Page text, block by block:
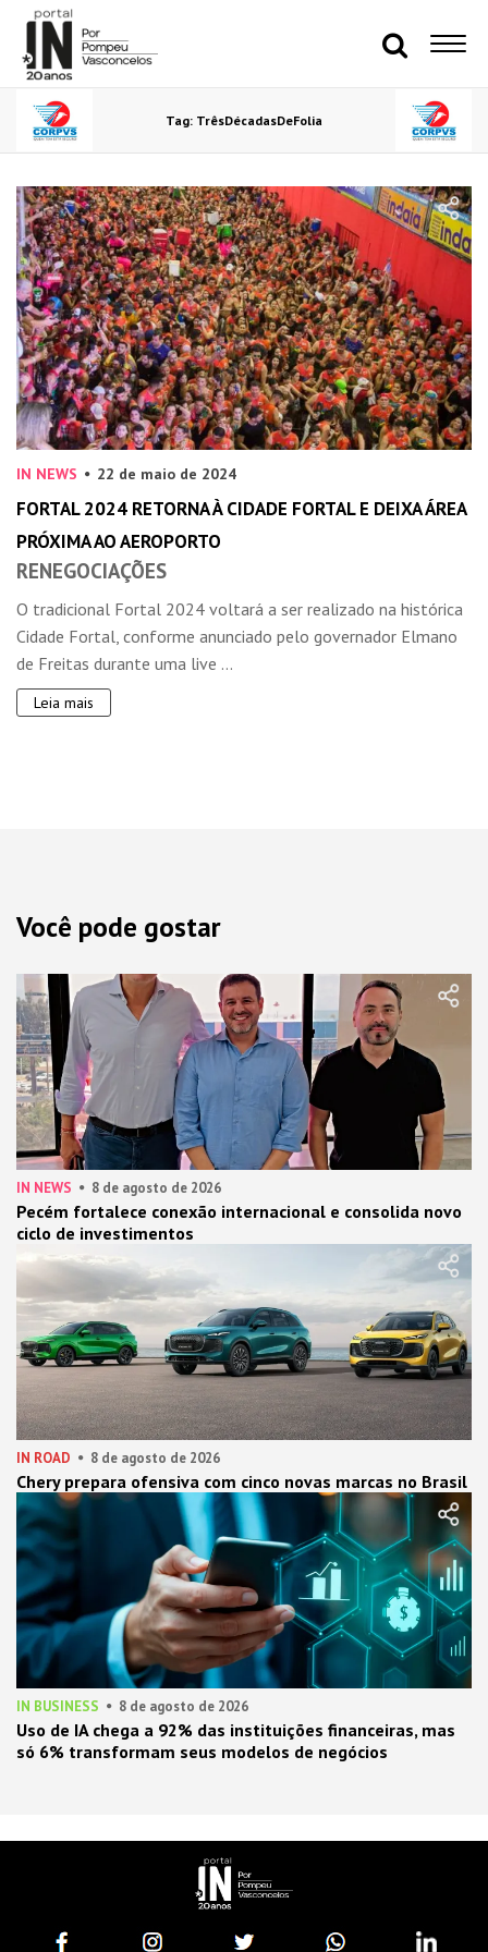
Tag: TrêsDécadasDeFolia
IN NEWS 22 de maio de 2024
FORTAL 2024 RETORNA À CIDADE FORTAL E DEIXA ÁREA
PRÓXIMA AO AEROPORTO
RENEGOCIAÇÕES
O tradicional Fortal 2024 voltará a ser realizado na histórica
Cidade Fortal, conforme anunciado pelo governador Elmano
de Freitas durante uma live ...
Leia mais
Você pode gostar
IN NEWS 8 de agosto de 2026
Pecém fortalece conexão internacional e consolida novo
ciclo de investimentos
IN ROAD 8 de agosto de 2026
Chery prepara ofensiva com cinco novas marcas no Brasil
IN BUSINESS 8 de agosto de 2026
Uso de IA chega a 92% das instituições financeiras, mas
só 6% transformam seus modelos de negócios